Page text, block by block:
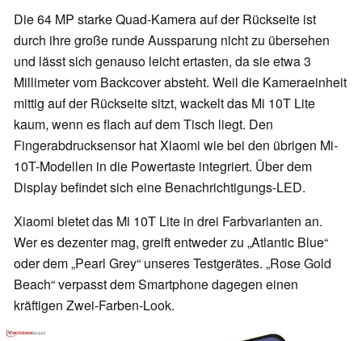
Die 64 MP starke Quad-Kamera auf der Rückseite ist
durch ihre große runde Aussparung nicht zu übersehen
und lässt sich genauso leicht ertasten, da sie etwa 3
Millimeter vom Backcover absteht. Weil die Kameraeinheit
mittig auf der Rückseite sitzt, wackelt das Mi 10T Lite
kaum, wenn es flach auf dem Tisch liegt. Den
Fingerabdrucksensor hat Xiaomi wie bei den übrigen Mi-
10T-Modellen in die Powertaste integriert. Über dem
Display befindet sich eine Benachrichtigungs-LED.
Xiaomi bietet das Mi 10T Lite in drei Farbvarianten an.
Wer es dezenter mag, greift entweder zu „Atlantic Blue“
oder dem „Pearl Grey“ unseres Testgerätes. „Rose Gold
Beach“ verpasst dem Smartphone dagegen einen
kräftigen Zwei-Farben-Look.